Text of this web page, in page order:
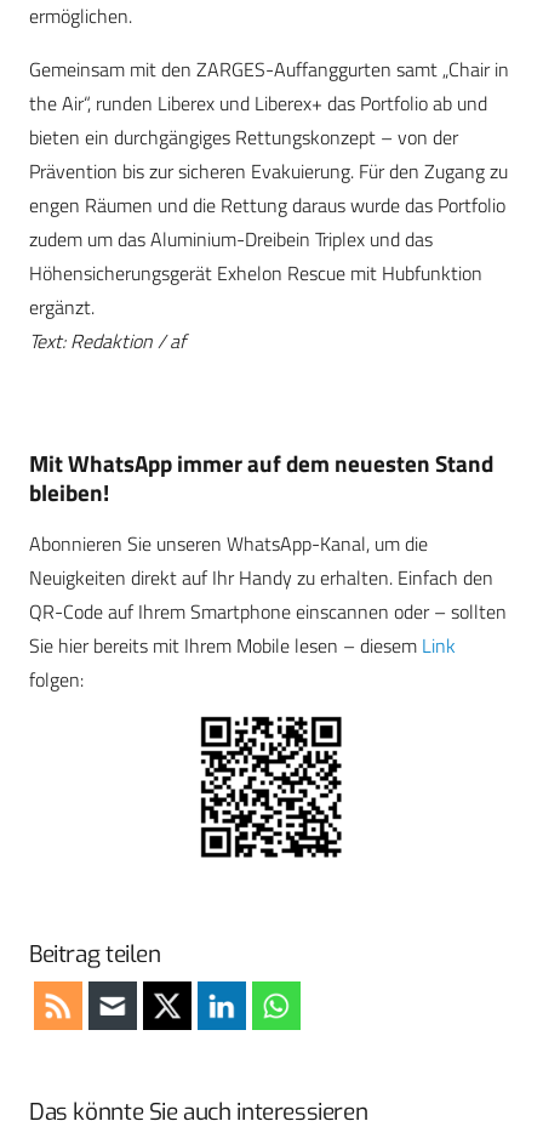
ermöglichen.
Gemeinsam mit den ZARGES-Auffanggurten samt „Chair in
the Air“, runden Liberex und Liberex+ das Portfolio ab und
bieten ein durchgängiges Rettungskonzept – von der
Prävention bis zur sicheren Evakuierung. Für den Zugang zu
engen Räumen und die Rettung daraus wurde das Portfolio
zudem um das Aluminium-Dreibein Triplex und das
Höhensicherungsgerät Exhelon Rescue mit Hubfunktion
ergänzt.
Text: Redaktion / af
Mit WhatsApp immer auf dem neuesten Stand
bleiben!
Abonnieren Sie unseren WhatsApp-Kanal, um die
Neuigkeiten direkt auf Ihr Handy zu erhalten. Einfach den
QR-Code auf Ihrem Smartphone einscannen oder – sollten
Sie hier bereits mit Ihrem Mobile lesen – diesem Link
folgen:
Beitrag teilen
Das könnte Sie auch interessieren